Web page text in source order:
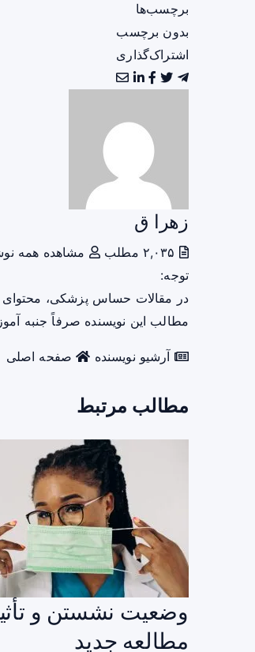
برچسب‌ها
بدون برچسب
اشتراک‌گذاری
زهرا ق
مشاهده همه
توجه:
در مقالات حساس پزشکی، محتوای
مطالب این نویسنده صرفاً جنبه
آرشیو نویسنده صفحه اصلی
مطالب مرتبط
وضعیت نشستن و
مطالعه جدید